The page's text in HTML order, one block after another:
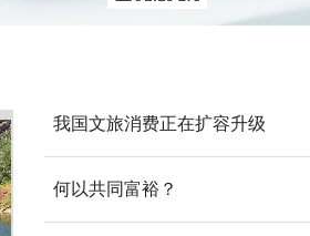
我国文旅消费正在扩容升级
何以共同富裕？